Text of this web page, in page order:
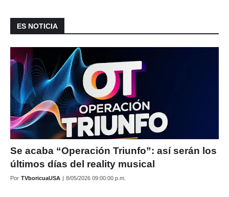
ES NOTICIA
Se acaba “Operación Triunfo”: así serán los
últimos días del reality musical
Por TVboricuaUSA 8/05/2026 09:00:00 p.m.